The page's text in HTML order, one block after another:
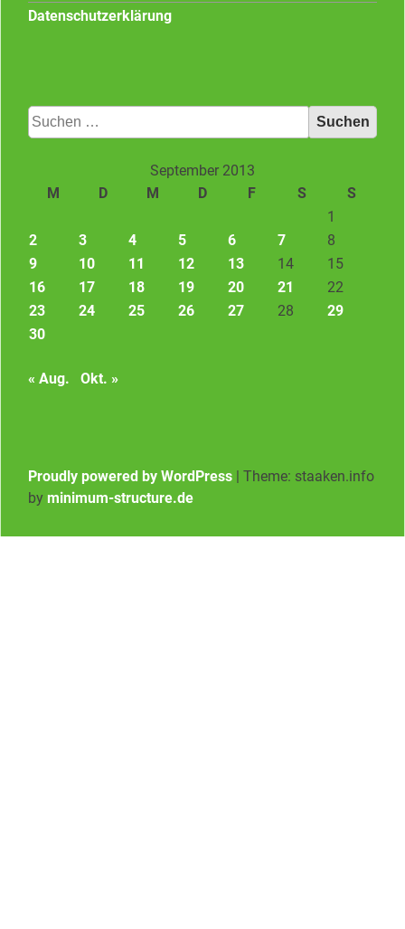
Datenschutzerklärung
Suchen
nach:
September 2013
M
D M D F S
S
1
2
3 4 5 6 7
8
9
10 11 12 13 14
15
16
17 18 19 20 21
22
23
24 25 26 27 28
29
30
« Aug. Okt. »
Proudly powered by WordPress | Theme: staaken.info
by minimum-structure.de